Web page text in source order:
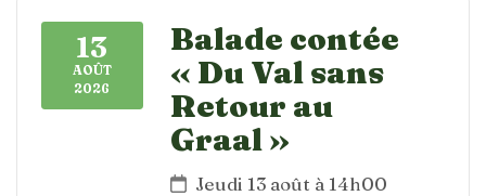
13
AOÛT
2026
Balade contée
« Du Val sans
Retour au
Graal »
Jeudi 13 août à 14h00